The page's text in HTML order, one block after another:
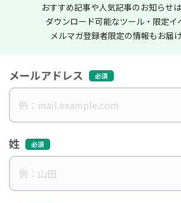
おすすめ記事や人気記事のお知らせは
ダウンロード可能なツール・限定イ
メルマガ登録者限定の情報もお届け
メールアドレス
姓